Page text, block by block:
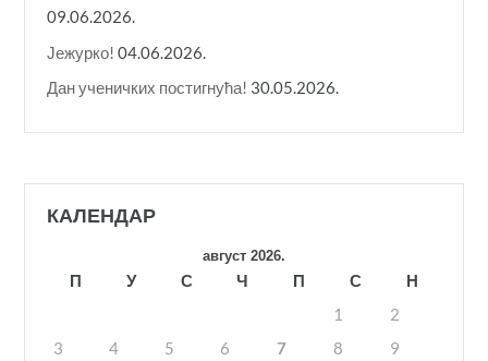
09.06.2026.
Јежурко! 04.06.2026.
Дан ученичких постигнућа! 30.05.2026.
КАЛЕНДАР
август 2026.
П У С Ч П С
Н
1
2
3
4 5 6 7 8
9